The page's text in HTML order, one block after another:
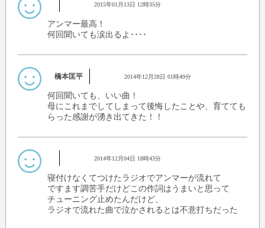
2015年01月13日 12時35分
アンマー最高！
何回聞いても涙出るよ････
橋本匡平 2014年12月28日 01時49分
何回聞いても、いい曲！
母にこれまでしてしまって後悔したことや、育てても
らった感謝が湧き出てきた！！
2014年12月04日 18時43分
寝付けなくてつけたラジオでアンマーが流れて
ですます調苦手だけどこの作詞はうまいと思って
チューニング止めたんだけど、
ラジオで流れた曲で泣かされるとは不意打ちだった